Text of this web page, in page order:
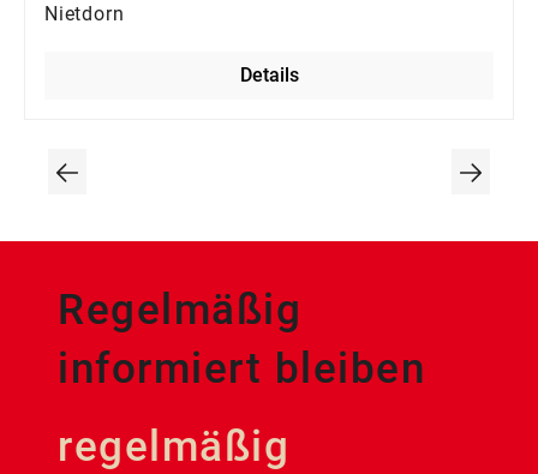
Nietdorn
Details
Regelmäßig
informiert bleiben
regelmäßig